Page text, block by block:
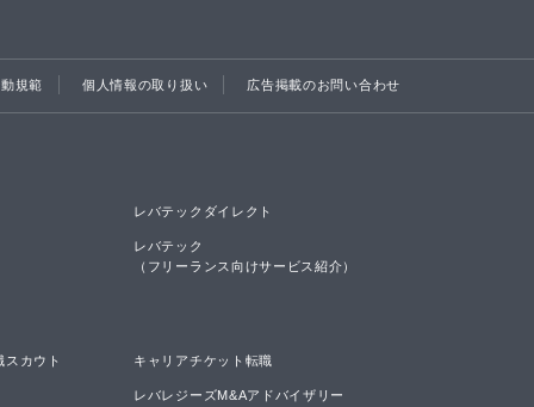
規範 個人情報の取り扱い 広告掲載のお問い合わせ
レバテックダイレクト
レバテック
（フリーランス向けサービス紹介）
スカウト キャリアチケット転職
レバレジーズM&Aアドバイザリー